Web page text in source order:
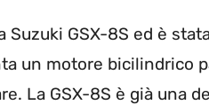
Suzuki GSX-8S ed è
un motore bicilindrico
La GSX-8S è già una